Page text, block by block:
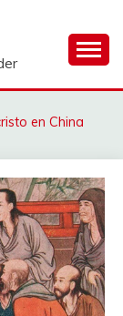
en China